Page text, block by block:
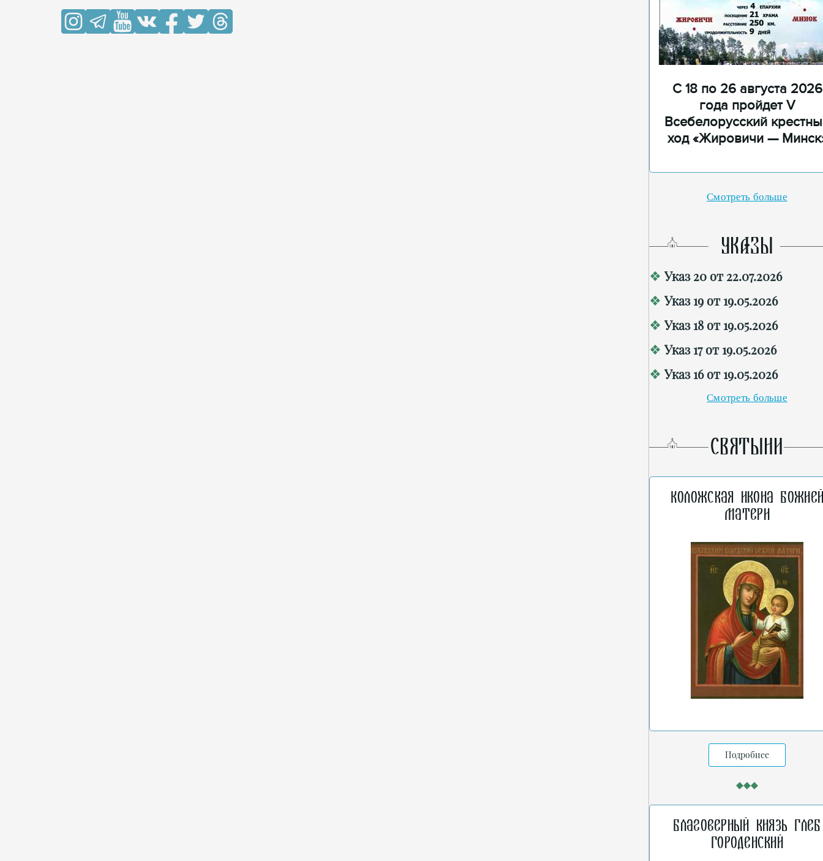
С 18 по 26 августа 2026
года пройдет V
Всебелорусский
ход «Жировичи —
Смотреть больше
УКАЗЫ
Указ 20 от 22.07.2026
Указ 19 от 19.05.2026
Указ 18 от 19.05.2026
Указ 17 от 19.05.2026
Указ 16 от 19.05.2026
Смотреть больше
СВЯТЫНИ
Коложская икона
Матери
Подробнее
Благоверный князь Глеб
Городенский